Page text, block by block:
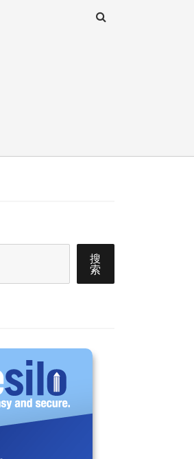
搜
索